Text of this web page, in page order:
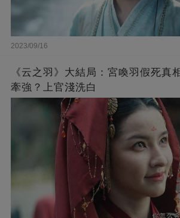
2023/09/16
《云之羽》大結局：宮喚羽假死真
牽強？上官淺洗白